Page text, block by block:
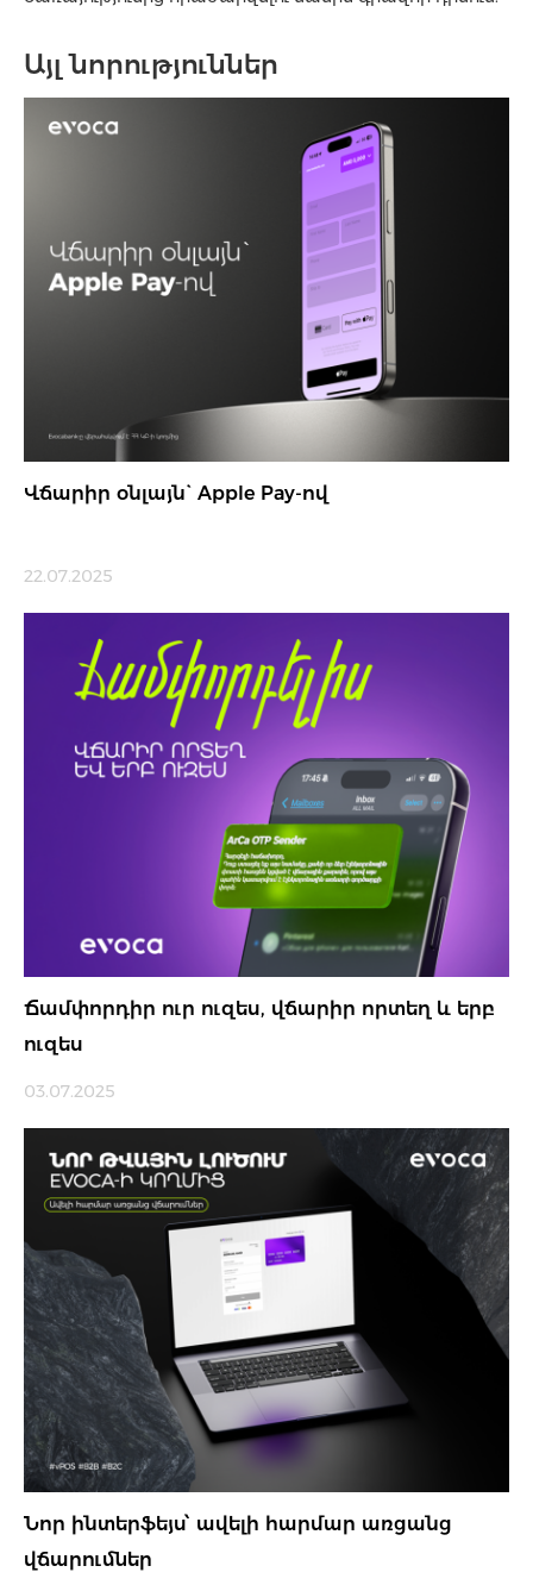
Այլ նորություններ
Վճարիր օնլայն` Apple Pay-ով
22.07.2025
Ճամփորդիր ուր ուզես, վճարիր որտեղ և երբ
ուզես
03.07.2025
Նոր ինտերֆեյս՝ ավելի հարմար առցանց
վճարումներ